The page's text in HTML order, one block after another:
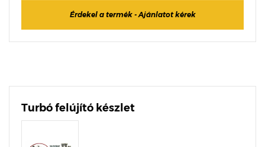
Érdekel a termék - Ajánlatot kérek
Turbó felújító készlet